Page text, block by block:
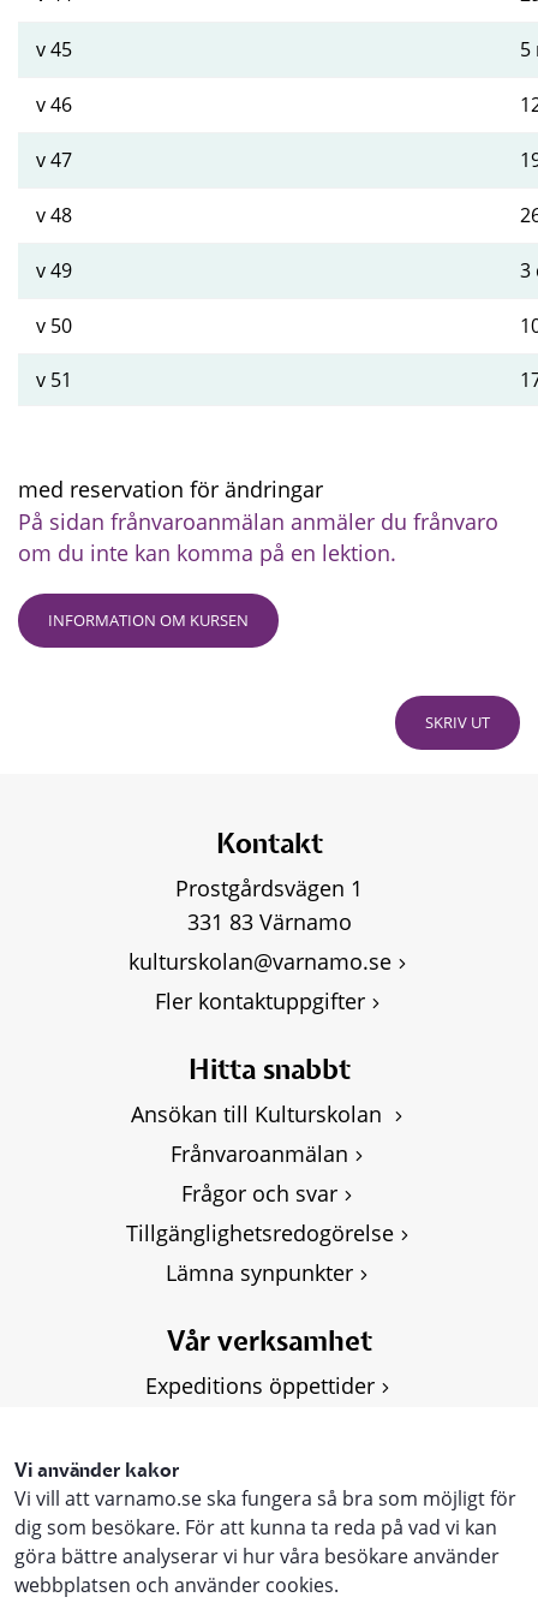
Vi använder kakor
Vi vill att varnamo.se ska fungera så bra som möjligt för
dig som besökare. För att kunna ta reda på vad vi kan
göra bättre analyserar vi hur våra besökare använder
webbplatsen och använder cookies.
v 45 5
v 46
v 47
v 48
v 49 3
v 50
v 51
med reservation för ändringar
På sidan frånvaroanmälan anmäler du frånvaro
om du inte kan komma på en lektion.
INFORMATION OM KURSEN
SKRIV UT
Kontakt
Prostgårdsvägen 1
331 83 Värnamo
kulturskolan@varnamo.se
Fler kontaktuppgifter
Hitta snabbt
Ansökan till Kulturskolan
Frånvaroanmälan
Frågor och svar
Tillgänglighetsredogörelse
Lämna synpunkter
Vår verksamhet
Expeditions öppettider
Personuppgifter, GDPR